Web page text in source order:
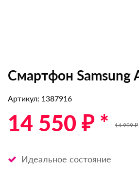
Смартфон Samsung
Артикул: 1387916
14 550 ₽ * 14 999 ₽
Идеальное состояние